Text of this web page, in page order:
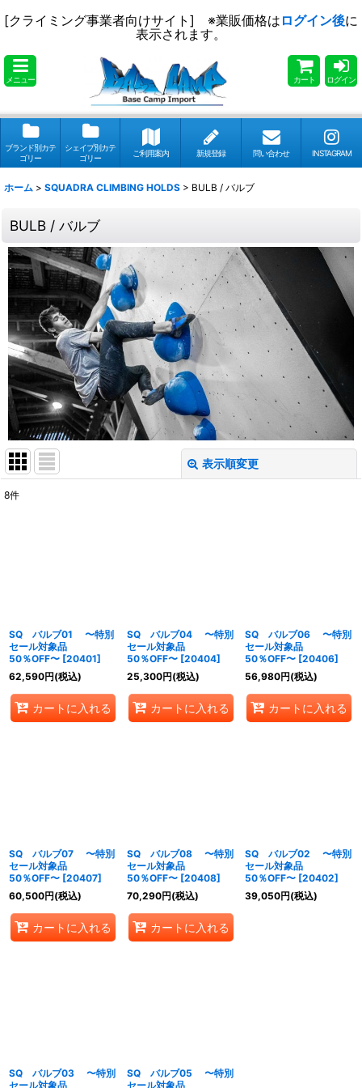
[クライミング事業者向けサイト] ※業販価格は ログイン後に
表示されます。
メニュー カート ログイン
ブランド別カテ
ゴリー
シェイプ別カテ
ゴリー
ご利用案内 新規登録 問い合わせ INSTAGRAM
ホーム > SQUADRA CLIMBING HOLDS > BULB / バルブ
BULB / バルブ
表示順変更
8件
SQ バルブ01 〜特別
セール対象品
50％OFF〜 [20401]
62,590円(税込)
カートに入れる
SQ バルブ04 〜特別
セール対象品
50％OFF〜 [20404]
25,300円(税込)
カートに入れる
SQ バルブ06 〜特別
セール対象品
50％OFF〜 [20406]
56,980円(税込)
カートに入れる
SQ バルブ07 〜特別
セール対象品
50％OFF〜 [20407]
60,500円(税込)
カートに入れる
SQ バルブ08 〜特別
セール対象品
50％OFF〜 [20408]
70,290円(税込)
カートに入れる
SQ バルブ02 〜特別
セール対象品
50％OFF〜 [20402]
39,050円(税込)
SQ バルブ03 〜特別
セール対象品
SQ バルブ05 〜特別
セール対象品